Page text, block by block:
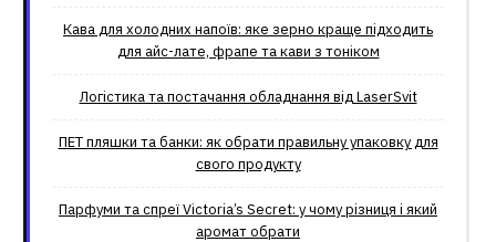
Кава для холодних напоїв: яке зерно краще підходить
для айс-лате, фрапе та кави з тоніком
Логістика та постачання обладнання від LaserSvit
ПЕТ пляшки та банки: як обрати правильну упаковку для
свого продукту
Парфуми та спреї Victoria’s Secret: у чому різниця і який
аромат обрати